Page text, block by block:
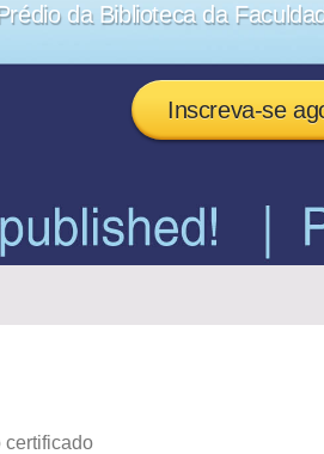
da Biblioteca da
Inscreva-se
certificado